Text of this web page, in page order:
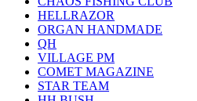
HELLRAZOR
ORGAN HANDMADE
QH
VILLAGE PM
COMET MAGAZINE
STAR TEAM